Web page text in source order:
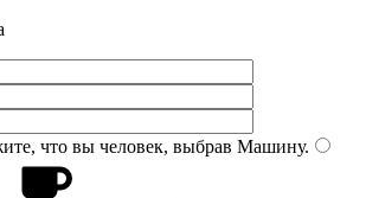
что вы человек, выбрав Машину.